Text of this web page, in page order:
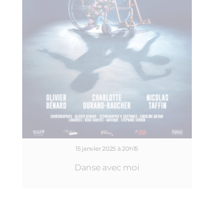
15 janvier 2025 à 20h15
Danse avec moi